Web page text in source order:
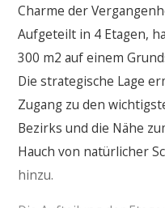
Charme der
Aufgeteilt in 4 Etagen,
300 m2 auf einem
Die strategische Lage
Zugang zu den
Bezirks und die Nähe
Hauch von natürlicher
hinzu.